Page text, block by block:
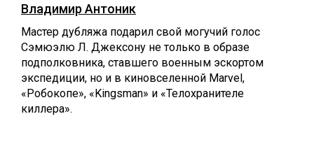
Владимир Антоник
Мастер дубляжа подарил свой могучий голос
Сэмюэлю Л. Джексону не только в образе
подполковника, ставшего военным эскортом
экспедиции, но и в киновселенной Marvel,
«Робокопе», «Kingsman» и «Телохранителе
киллера».